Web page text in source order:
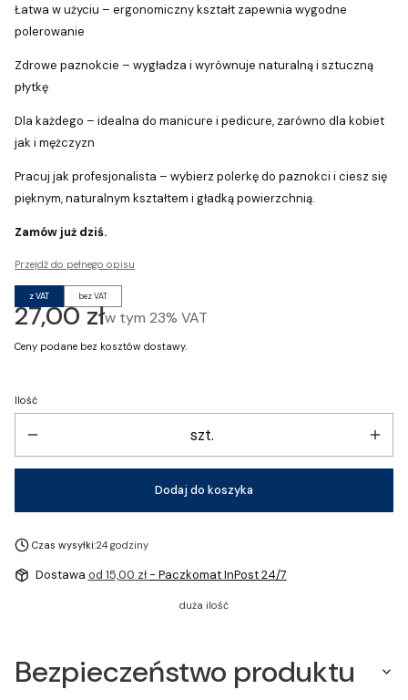
Łatwa w użyciu – ergonomiczny kształt zapewnia wygodne
polerowanie
Zdrowe paznokcie – wygładza i wyrównuje naturalną i sztuczną
płytkę
Dla każdego – idealna do manicure i pedicure, zarówno dla kobiet
jak i mężczyzn
Pracuj jak profesjonalista – wybierz polerkę do paznokci i ciesz się
pięknym, naturalnym kształtem i gładką powierzchnią.
Zamów już dziś.
Przejdź do pełnego opisu
z VAT bez VAT
Cena
27,00 złw tym 23% VAT
Ceny podane bez kosztów dostawy.
Ilość
szt.
Dodaj do koszyka
Czas wysyłki:24 godziny
Dostawa od 15,00 zł - Paczkomat InPost 24/7
duża ilość
Bezpieczeństwo produktu